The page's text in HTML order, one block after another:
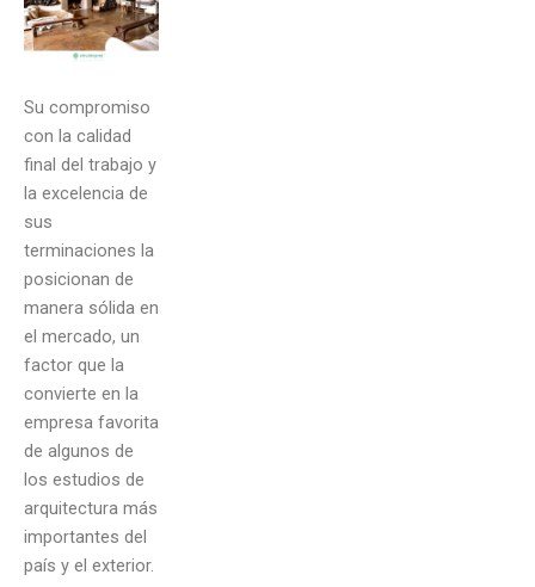
Su compromiso
con la calidad
final del trabajo y
la excelencia de
sus
terminaciones la
posicionan de
manera sólida en
el mercado, un
factor que la
convierte en la
empresa favorita
de algunos de
los estudios de
arquitectura más
importantes del
país y el exterior.